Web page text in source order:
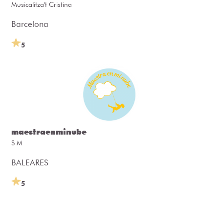
Musicalitza't Cristina
Barcelona
5
maestraenminube
S M
BALEARES
5